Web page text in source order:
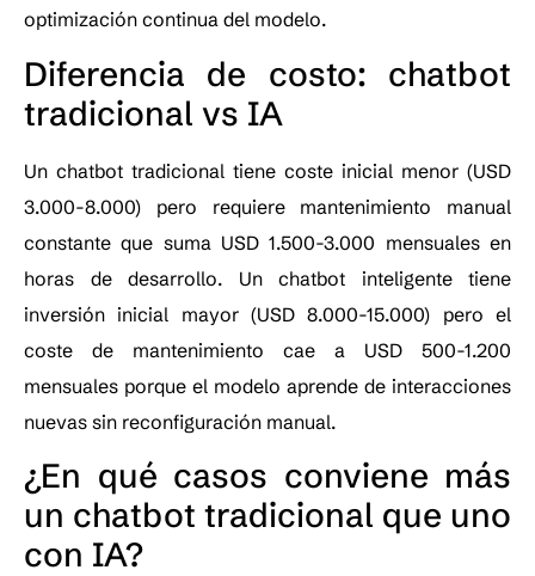
optimización continua del modelo.
Diferencia de costo: chatbot
tradicional vs IA
Un chatbot tradicional tiene coste inicial menor (USD
3.000-8.000) pero requiere mantenimiento manual
constante que suma USD 1.500-3.000 mensuales en
horas de desarrollo. Un chatbot inteligente tiene
inversión inicial mayor (USD 8.000-15.000) pero el
coste de mantenimiento cae a USD 500-1.200
mensuales porque el modelo aprende de interacciones
nuevas sin reconfiguración manual.
¿En qué casos conviene más
un chatbot tradicional que uno
con IA?